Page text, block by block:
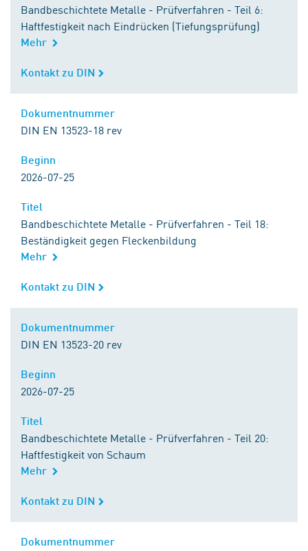
Bandbeschichtete Metalle - Prüfverfahren - Teil 6:
Haftfestigkeit nach Eindrücken (Tiefungsprüfung)
Mehr
Kontakt zu DIN
Kontakt zu DIN
Dokumentnummer
DIN EN 13523-18 rev
Beginn
2026-07-25
Titel
Bandbeschichtete Metalle - Prüfverfahren - Teil 18:
Beständigkeit gegen Fleckenbildung
Mehr
Kontakt zu DIN
Kontakt zu DIN
Dokumentnummer
DIN EN 13523-20 rev
Beginn
2026-07-25
Titel
Bandbeschichtete Metalle - Prüfverfahren - Teil 20:
Haftfestigkeit von Schaum
Mehr
Kontakt zu DIN
Kontakt zu DIN
Dokumentnummer